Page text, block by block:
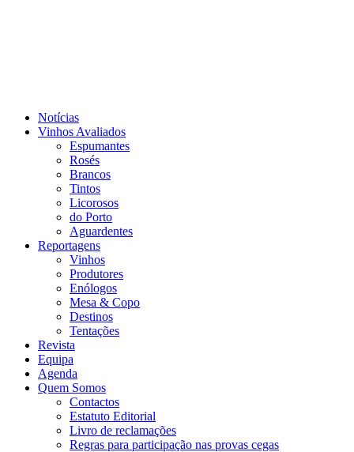
Notícias
Vinhos Avaliados
Espumantes
Rosés
Brancos
Tintos
Licorosos
do Porto
Aguardentes
Reportagens
Vinhos
Produtores
Enólogos
Mesa & Copo
Destinos
Tentações
Revista
Equipa
Agenda
Quem Somos
Contactos
Estatuto Editorial
Livro de reclamações
Regras para participação nas provas cegas